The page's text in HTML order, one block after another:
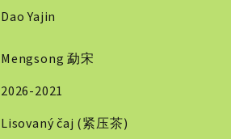
Dao Yajin
Mengsong 勐宋
2026-2021
Lisovaný čaj (紧压茶)